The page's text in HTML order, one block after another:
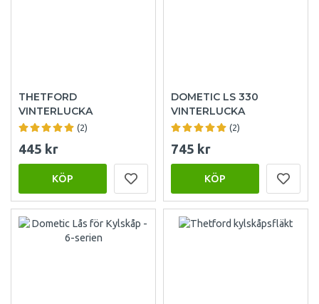
THETFORD
VINTERLUCKA
(2)
445 kr
KÖP
DOMETIC LS 330
VINTERLUCKA
(2)
745 kr
KÖP